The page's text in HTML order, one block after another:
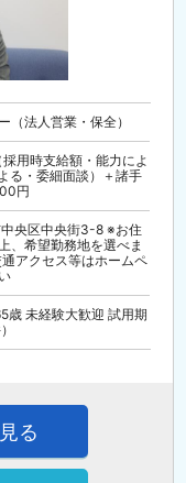
（法人営業・保全）
用時支給額・能力によ
る・委細面談）＋諸手
円
央区中央街3-8 ※お住
、希望勤務地を選べま
アクセス等はホームペ
未経験大歓迎 試用期
る